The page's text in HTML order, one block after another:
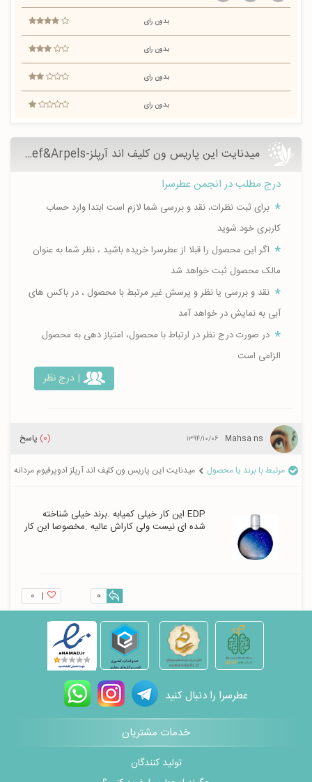
بدون رای
بدون رای
بدون رای
بدون رای
میدنایت این پاریس ون کلیف اند آرپلز-Midnight in Paris Van Cleef&Arpels
درج مطلب در انجمن عطرسرا
برای ثبت نظرات، نقد و بررسی شما لازم است ابتدا وارد حساب
کاربری خود شوید
اگر این محصول را قبلا از عطرسرا خریده باشید ، نظر شما به عنوان
مالک محصول ثبت خواهد شد
نقد و بررسی یا نظر و پرسش غیر مرتبط با محصول ، در باکس های
آبی به نمایش در خواهد آمد
در صورت درج نظر در ارتباط با محصول، امتیاز دهی به محصول
الزامی است
| درج نظر
Mahsa ns ۱۳۹۴/۱۰/۰۶ (0) پاسخ
مرتبط با برند یا محصول میدنایت این پاریس ون کلیف اند آرپلز ادوپرفیوم مردانه
EDP این کار خیلی کمیابه .برند خیلی شناخته
شده ای نیست ولی کاراش عالیه .مخصوصا این کار
| ۰ 0
عطرسرا را دنبال کنید
خدمات مشتریان
تولید کنندگان